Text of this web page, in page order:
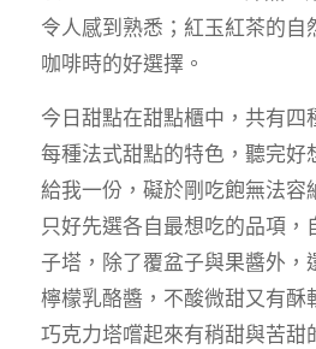
令人感到熟悉；紅玉紅茶的自
咖啡時的好選擇。
今日甜點在甜點櫃中，共有四
每種法式甜點的特色，聽完好
給我一份，礙於剛吃飽無法容
只好先選各自最想吃的品項，
子塔，除了覆盆子與果醬外，
檸檬乳酪醬，不酸微甜又有酥
巧克力塔嚐起來有稍甜與苦甜